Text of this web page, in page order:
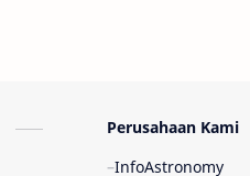
Perusahaan Kami
InfoAstronomy